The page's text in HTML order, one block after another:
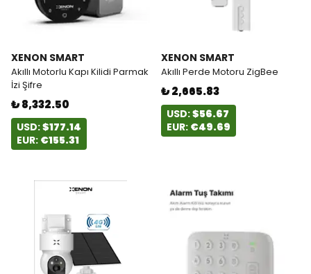
XENON SMART
Akıllı Motorlu Kapı Kilidi Parmak
İzi Şifre
₺ 8,332.50
USD:$177.14
EUR: €155.31
XENON SMART
Akıllı Perde Motoru ZigBee
₺ 2,665.83
USD:$56.67
EUR: €49.69